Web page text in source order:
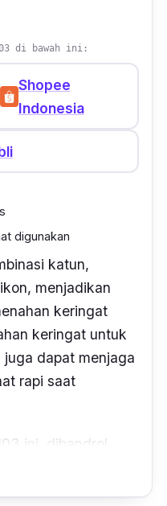
di bawah ini:
Shopee
Indonesia
digunakan
katun,
menjadikan
keringat
keringat untuk
dapat menjaga
rapi saat
ini, dibandrol
yaitu, hanya Rp 30